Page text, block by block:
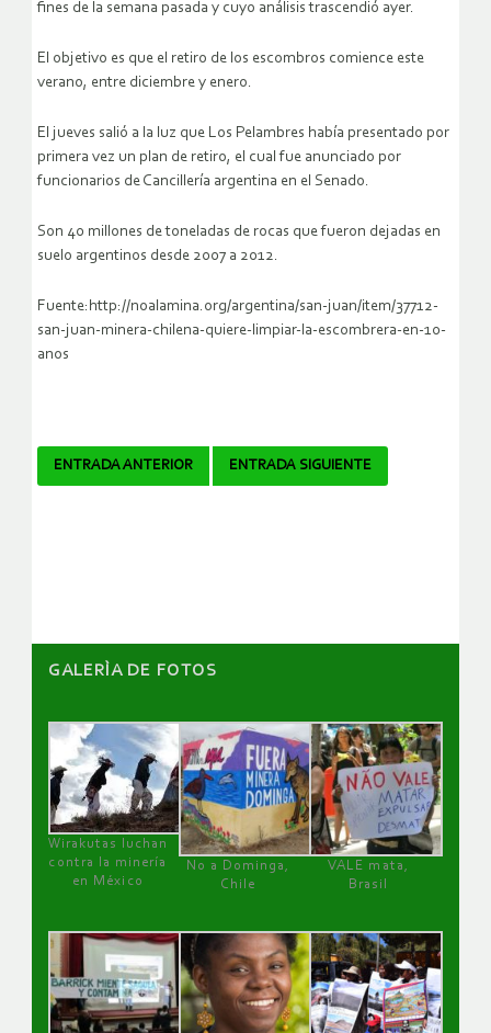
fines de la semana pasada y cuyo análisis trascendió ayer.
El objetivo es que el retiro de los escombros comience este
verano, entre diciembre y enero.
El jueves salió a la luz que Los Pelambres había presentado por
primera vez un plan de retiro, el cual fue anunciado por
funcionarios de Cancillería argentina en el Senado.
Son 40 millones de toneladas de rocas que fueron dejadas en
suelo argentinos desde 2007 a 2012.
Fuente:http://noalamina.org/argentina/san-juan/item/37712-
san-juan-minera-chilena-quiere-limpiar-la-escombrera-en-10-
anos
Navegador
ENTRADA ANTERIOR ENTRADA SIGUIENTE
GALERÌA DE FOTOS
Wirakutas luchan
contra la minería
en México
No a Dominga,
Chile
VALE mata,
Brasil